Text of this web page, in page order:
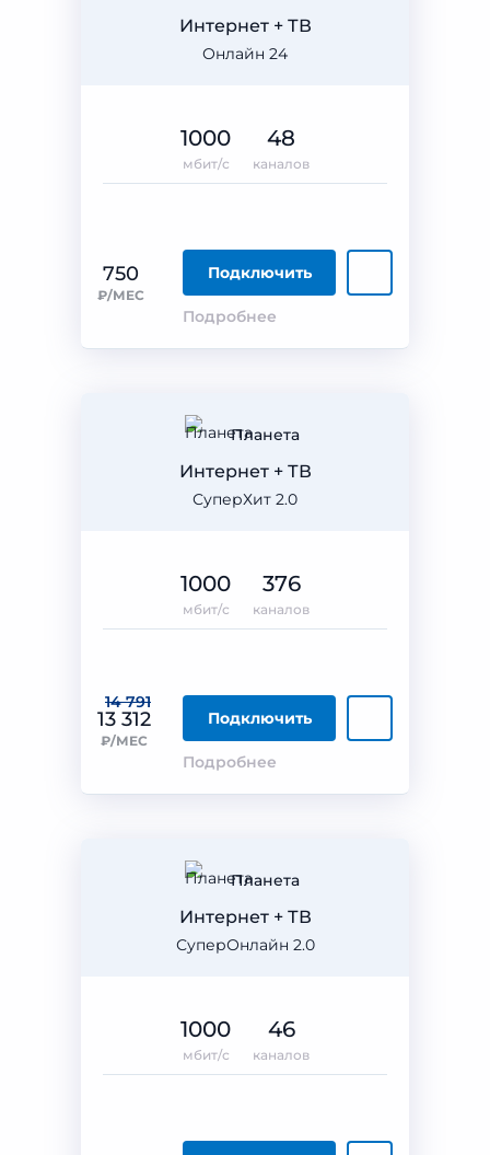
Онлайн 24
Интернет + ТВ
750
₽/МЕС
Подключить
Подробнее
1000
мбит/с
48
каналов
Планета
СуперХит 2.0
Интернет + ТВ
14 791
13 312
₽/МЕС
Подключить
Подробнее
1000
мбит/с
376
каналов
Планета
СуперОнлайн 2.0
Интернет + ТВ
1000
мбит/с
46
каналов